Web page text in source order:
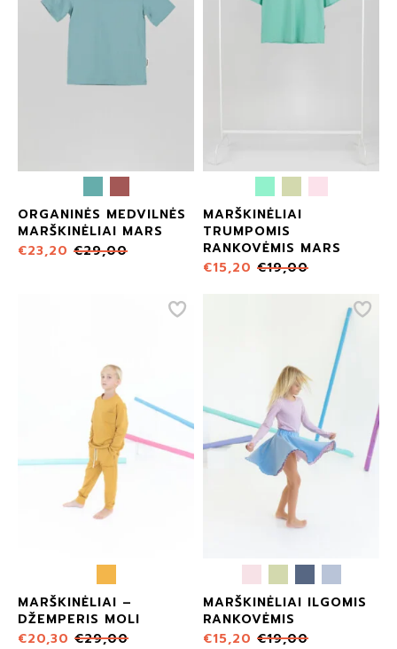
ORGANINĖS MEDVILNĖS
MARŠKINĖLIAI MARS
€23,20 €29,00
MARŠKINĖLIAI
TRUMPOMIS
RANKOVĖMIS MARS
€15,20 €19,00
MARŠKINĖLIAI –
DŽEMPERIS MOLI
€20,30 €29,00
MARŠKINĖLIAI ILGOMIS
RANKOVĖMIS
€15,20 €19,00